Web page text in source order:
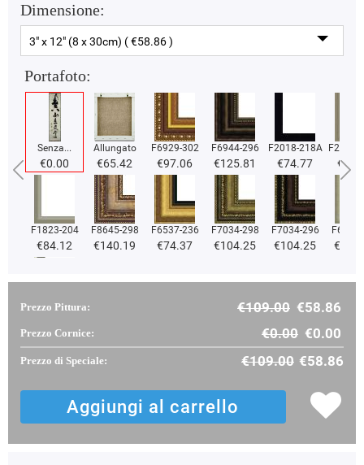
Dimensione:
3" x 12" (8 x 30cm) ( €58.86 )
Portafoto:
Senza...
€0.00
Allungato
€65.42
F6929-302
€97.06
F6944-296
€125.81
F2018-218A
€74.77
F2018-
F1823-204
€84.12
F8645-298
€140.19
F6537-236
€74.37
F7034-298
€104.25
F7034-296
€104.25
F2833-204
€89.15
Prezzo Pittura: €109.00 €58.86
Prezzo Cornice: €0.00 €0.00
Prezzo di Speciale: €109.00 €58.86